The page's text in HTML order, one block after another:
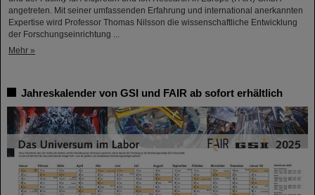
angetreten. Mit seiner umfassenden Erfahrung und international anerkannten
Expertise wird Professor Thomas Nilsson die wissenschaftliche Entwicklung
der Forschungseinrichtung ...
Mehr »
Jahreskalender von GSI und FAIR ab sofort erhältlich